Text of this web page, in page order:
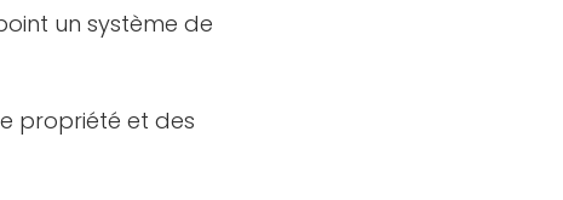
un système de
propriété et des